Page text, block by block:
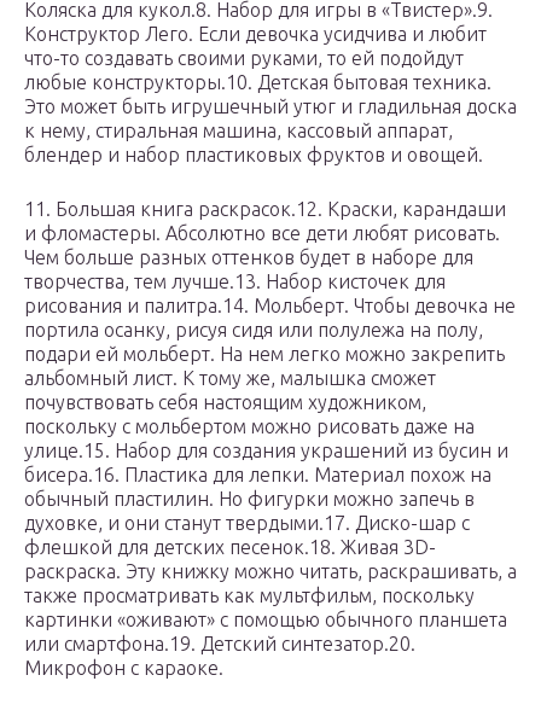
Коляска для кукол.8. Набор для игры в «Твистер».9.
Конструктор Лего. Если девочка усидчива и любит
что-то создавать своими руками, то ей подойдут
любые конструкторы.10. Детская бытовая техника.
Это может быть игрушечный утюг и гладильная доска
к нему, стиральная машина, кассовый аппарат,
блендер и набор пластиковых фруктов и овощей.
11. Большая книга раскрасок.12. Краски, карандаши
и фломастеры. Абсолютно все дети любят рисовать.
Чем больше разных оттенков будет в наборе для
творчества, тем лучше.13. Набор кисточек для
рисования и палитра.14. Мольберт. Чтобы девочка не
портила осанку, рисуя сидя или полулежа на полу,
подари ей мольберт. На нем легко можно закрепить
альбомный лист. К тому же, малышка сможет
почувствовать себя настоящим художником,
поскольку с мольбертом можно рисовать даже на
улице.15. Набор для создания украшений из бусин и
бисера.16. Пластика для лепки. Материал похож на
обычный пластилин. Но фигурки можно запечь в
духовке, и они станут твердыми.17. Диско-шар с
флешкой для детских песенок.18. Живая 3D-
раскраска. Эту книжку можно читать, раскрашивать, а
также просматривать как мультфильм, поскольку
картинки «оживают» с помощью обычного планшета
или смартфона.19. Детский синтезатор.20.
Микрофон с караоке.